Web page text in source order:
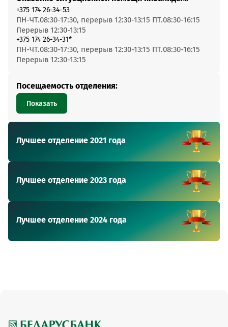
+375 174 26-34-53
ПН-ЧТ.08:30-17:30, перерыв 12:30-13:15 ПТ.08:30-16:15
Перерыв 12:30-13:15
+375 174 26-34-31*
ПН-ЧТ.08:30-17:30, перерыв 12:30-13:15 ПТ.08:30-16:15
Перерыв 12:30-13:15
Посещаемость отделения:
Показать
Лучшее отделение 2021 года
Лучшее отделение 2023 года
Лучшее отделение 2024 года